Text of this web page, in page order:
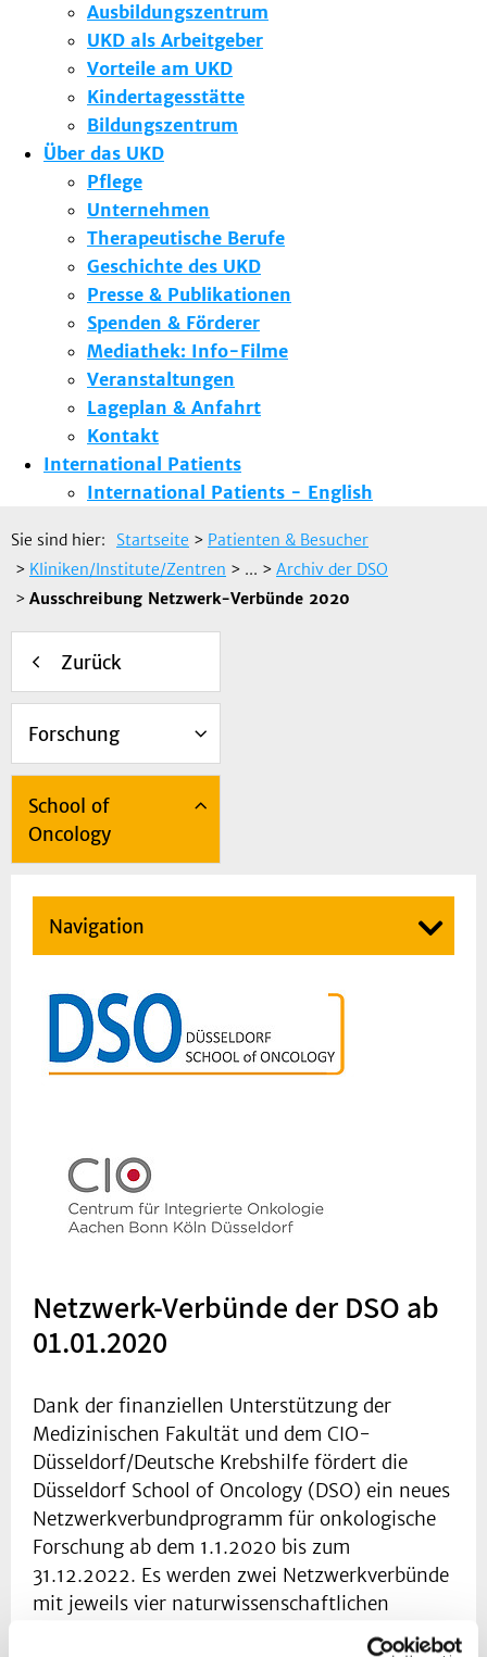
Ausbildungszentrum
UKD als Arbeitgeber
Vorteile am UKD
Kindertagesstätte
Bildungszentrum
Über das UKD
Pflege
Unternehmen
Therapeutische Berufe
Geschichte des UKD
Presse & Publikationen
Spenden & Förderer
Mediathek: Info-Filme
Veranstaltungen
Lageplan & Anfahrt
Kontakt
International Patients
International Patients - English
Sie sind hier: Startseite > Patienten & Besucher
> Kliniken/Institute/Zentren > ... > Archiv der DSO
> Ausschreibung Netzwerk-Verbünde 2020
Zurück
Forschung
School of
Oncology
Navigation
Netzwerk-Verbünde der DSO ab
01.01.2020
Dank der finanziellen Unterstützung der
Medizinischen Fakultät und dem CIO-
Düsseldorf/Deutsche Krebshilfe fördert die
Düsseldorf School of Oncology (DSO) ein neues
Netzwerkverbundprogramm für onkologische
Forschung ab dem 1.1.2020 bis zum
31.12.2022. Es werden zwei Netzwerkverbünde
mit jeweils vier naturwissenschaftlichen
Doktoranden/innen (65% TV-L E13; ohne